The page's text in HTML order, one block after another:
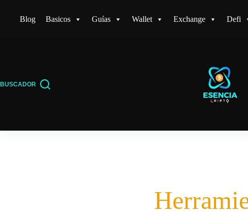
Blog Basicos Guías Wallet Exchange Defi
BUSCADOR